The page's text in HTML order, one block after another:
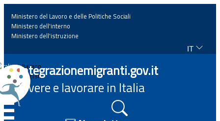
Home
News
Ministero del Lavoro e delle Politiche Sociali
Ministero dell'interno
Ministero dell'istruzione
IT
Italiano
English
Integrazionemigranti.gov.it
Vivere e lavorare in Italia